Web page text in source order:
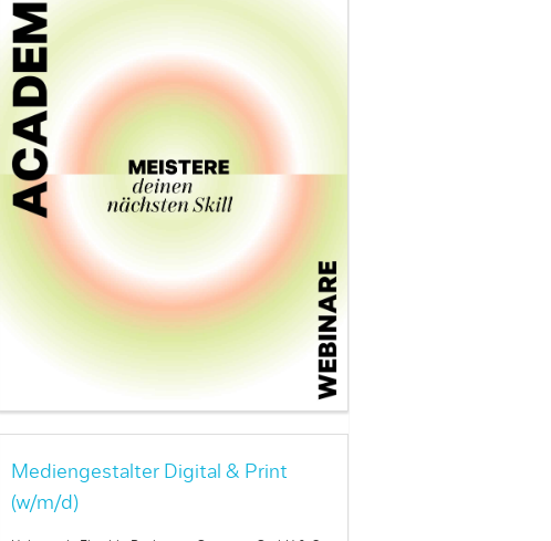
Mediengestalter Digital & Print
(w/m/d)